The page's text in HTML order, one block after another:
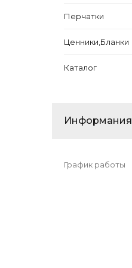
Перчатки
Ценники,Бланки
Каталог
Информания
График работы